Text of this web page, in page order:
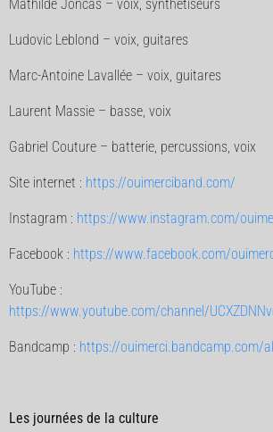
Mathilde Joncas – voix, synthétiseurs
Ludovic Leblond – voix, guitares
Marc-Antoine Lavallée – voix, guitares
Laurent Massie – basse, voix
Gabriel Couture – batterie, percussions, voix
Site internet : https://ouimerciband.com/
Instagram : https://www.instagram.com/
Facebook : https://www.facebook.com/
YouTube :
https://www.youtube.com/channel/
Bandcamp : https://ouimerci.bandcamp.com/
Les journées de la culture